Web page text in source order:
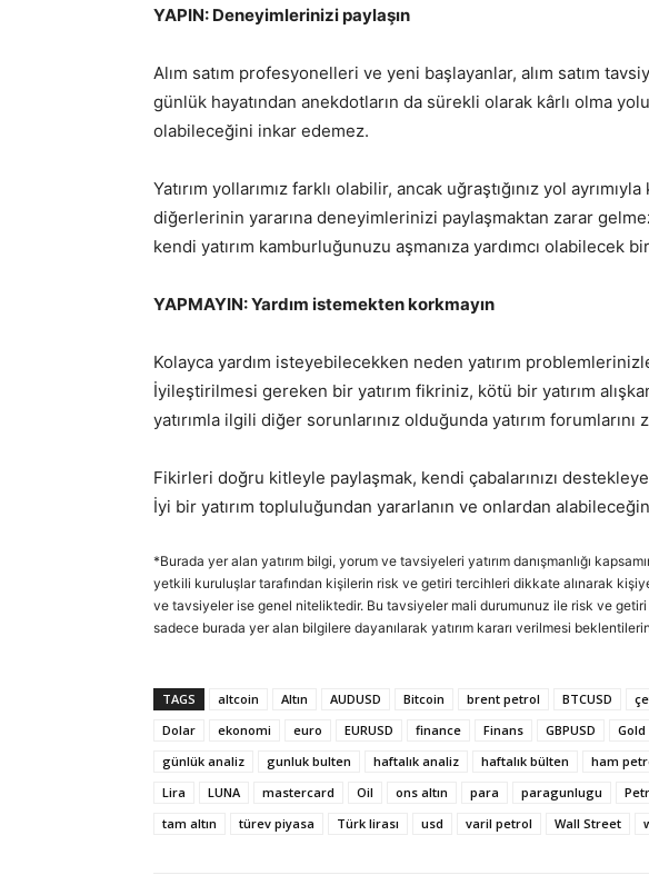
YAPIN: Deneyimlerinizi paylaşın
Alım satım profesyonelleri ve yeni başlayanlar, alım satım
günlük hayatından anekdotların da sürekli olarak kârlı olma
olabileceğini inkar edemez.
Yatırım yollarımız farklı olabilir, ancak uğraştığınız yol
diğerlerinin yararına deneyimlerinizi paylaşmaktan zarar
kendi yatırım kamburluğunuzu aşmanıza yardımcı olabilecek
YAPMAYIN: Yardım istemekten korkmayın
Kolayca yardım isteyebilecekken neden yatırım
İyileştirilmesi gereken bir yatırım fikriniz, kötü bir yatırım
yatırımla ilgili diğer sorunlarınız olduğunda yatırım
Fikirleri doğru kitleyle paylaşmak, kendi çabalarınızı
İyi bir yatırım topluluğundan yararlanın ve onlardan
*Burada yer alan yatırım bilgi, yorum ve tavsiyeleri yatırım danışmanlığı
yetkili kuruluşlar tarafından kişilerin risk ve getiri tercihleri dikkate alınarak
ve tavsiyeler ise genel niteliktedir. Bu tavsiyeler mali durumunuz ile risk ve
sadece burada yer alan bilgilere dayanılarak yatırım kararı verilmesi
TAGS altcoin Altın AUDUSD Bitcoin brent petrol BTCUSD
Dolar
ekonomi euro EURUSD finance Finans GBPUSD Gold
günlük analiz
gunluk bulten haftalık analiz haftalık bülten ham
Lira
LUNA mastercard Oil ons altın para paragunlugu
tam altın
türev piyasa Türk lirası usd varil petrol Wall Street